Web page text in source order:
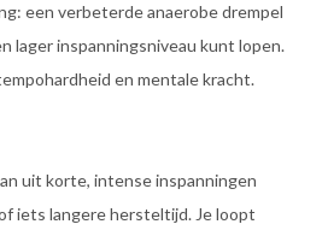
een verbeterde anaerobe drempel
lager inspanningsniveau kunt lopen.
en mentale kracht.
uit korte, intense inspanningen
iets langere hersteltijd. Je loopt